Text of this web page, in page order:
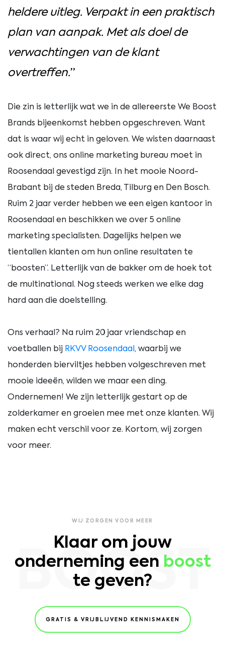
heldere uitleg. Verpakt in een praktisch
plan van aanpak. Met als doel de
verwachtingen van de klant
overtreffen.”
Die zin is letterlijk wat we in de allereerste We Boost
Brands bijeenkomst hebben opgeschreven. Want
dat is waar wij echt in geloven. We wisten daarnaast
ook direct, ons online marketing bureau moet in
Roosendaal gevestigd zijn. In het mooie Noord-
Brabant bij de steden Breda, Tilburg en Den Bosch.
Ruim 2 jaar verder hebben we een eigen kantoor in
Roosendaal en beschikken we over 5 online
marketing specialisten. Dagelijks helpen we
tientallen klanten om hun online resultaten te
“boosten”. Letterlijk van de bakker om de hoek tot
de multinational. Nog steeds werken we elke dag
hard aan die doelstelling.
Ons verhaal? Na ruim 20 jaar vriendschap en
voetballen bij RKVV Roosendaal , waarbij we
honderden bierviltjes hebben volgeschreven met
mooie ideeën, wilden we maar een ding.
Ondernemen! We zijn letterlijk gestart op de
zolderkamer en groeien mee met onze klanten. Wij
maken echt verschil voor ze. Kortom, wij zorgen
voor meer.
BOOST
WIJ ZORGEN VOOR MEER
Klaar om jouw
onderneming een boost
te geven?
GRATIS & VRIJBLIJVEND KENNISMAKEN